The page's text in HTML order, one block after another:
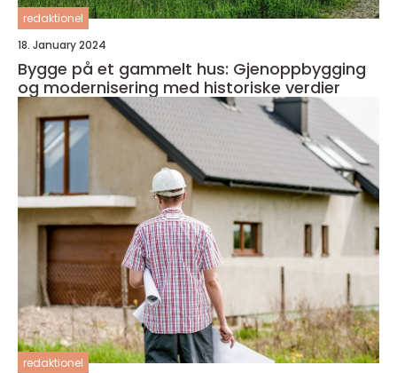
redaktionel
18. January 2024
Bygge på et gammelt hus: Gjenoppbygging
og modernisering med historiske verdier
redaktionel